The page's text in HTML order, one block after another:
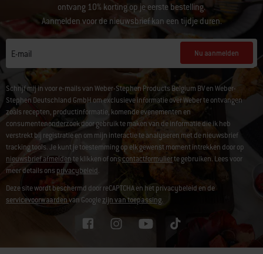
ontvang 10% korting op je eerste bestelling.
Aanmelden voor de nieuwsbrief kan een tijdje duren.
E-mail Nu aanmelden
Schrijf mij in voor e-mails van Weber-Stephen Products Belgium BV en Weber-
Stephen Deutschland GmbH om exclusieve informatie over Weber te ontvangen
zoals recepten, productinformatie, komende evenementen en
consumentenonderzoek door gebruik te maken van de informatie die ik heb
verstrekt bij registratie en om mijn interactie te analyseren met de nieuwsbrief
tracking tools. Je kunt je toestemming op elk gewenst moment intrekken door op
nieuwsbrief afmeldente klikken of onscontactformulierte gebruiken. Lees voor
meer details onsprivacybeleid.
Deze site wordt beschermd door reCAPTCHA en het privacybeleid en de
servicevoorwaardenvan Googlezijn van toepassing.